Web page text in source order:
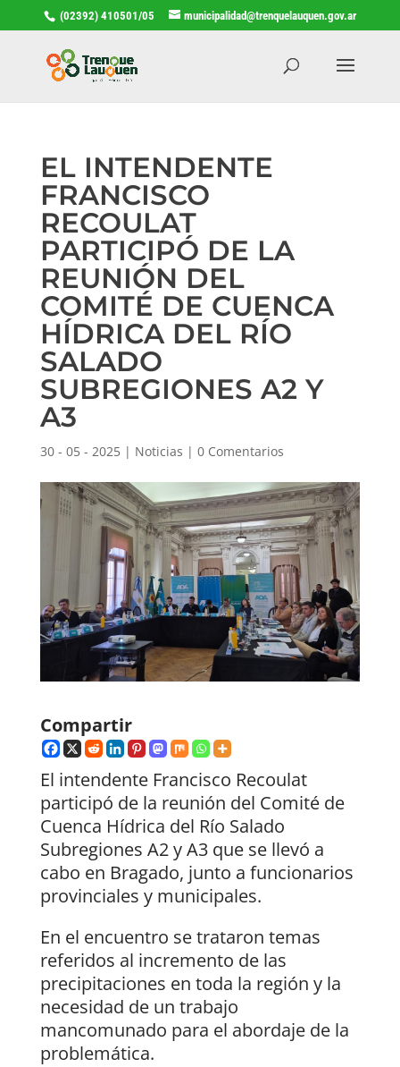
(02392) 410501/05 municipalidad@trenquelauquen.gov.ar
EL INTENDENTE
FRANCISCO
RECOULAT
PARTICIPÓ DE LA
REUNIÓN DEL
COMITÉ DE CUENCA
HÍDRICA DEL RÍO
SALADO
SUBREGIONES A2 Y
A3
30 - 05 - 2025| Noticias | 0 Comentarios
Compartir
El intendente Francisco Recoulat
participó de la reunión del Comité de
Cuenca Hídrica del Río Salado
Subregiones A2 y A3 que se llevó a
cabo en Bragado, junto a funcionarios
provinciales y municipales.
En el encuentro se trataron temas
referidos al incremento de las
precipitaciones en toda la región y la
necesidad de un trabajo
mancomunado para el abordaje de la
problemática.